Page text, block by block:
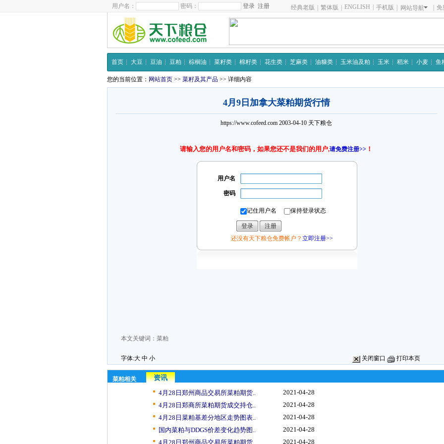
用户名： 密码： 注册 经典老版 繁体版 ENGLISH 手机版 网站导航 免
首页 大豆 豆油 豆粕 棕榈油 菜籽类 棉籽类 花生类 芝麻类 油糠类 玉米油及粕 玉米 稻米 小麦 鱼
您的当前位置： 网站首页 >> 菜籽及其产品 >> 详细内容
4月9日加拿大菜粕期货行情
https://www.cofeed.com 2003-04-10 天下粮仓
请输入您的用户名和密码，如果您还不是我们的用户,请免费注册>> ！
用户名
密码
记住用户名 保持登录状态
还没有天下粮仓免费帐户？ 立即注册>>
本文关键词： 菜粕
字体:大 中 小 关闭窗口 打印本页
菜粕相关
资讯
4月28日郑州商品交易所菜粕期货..
2021-04-28
4月28日郑商所菜粕期货成交持仓..
2021-04-28
4月28日菜粕基差分地区走势图表..
2021-04-28
国内菜粕与DDGS价差变化趋势图..
2021-04-28
4月28日郑州商品交易所菜粕期货..
2021-04-28